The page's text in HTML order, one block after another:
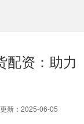
配资：助力
更新：2025-06-05